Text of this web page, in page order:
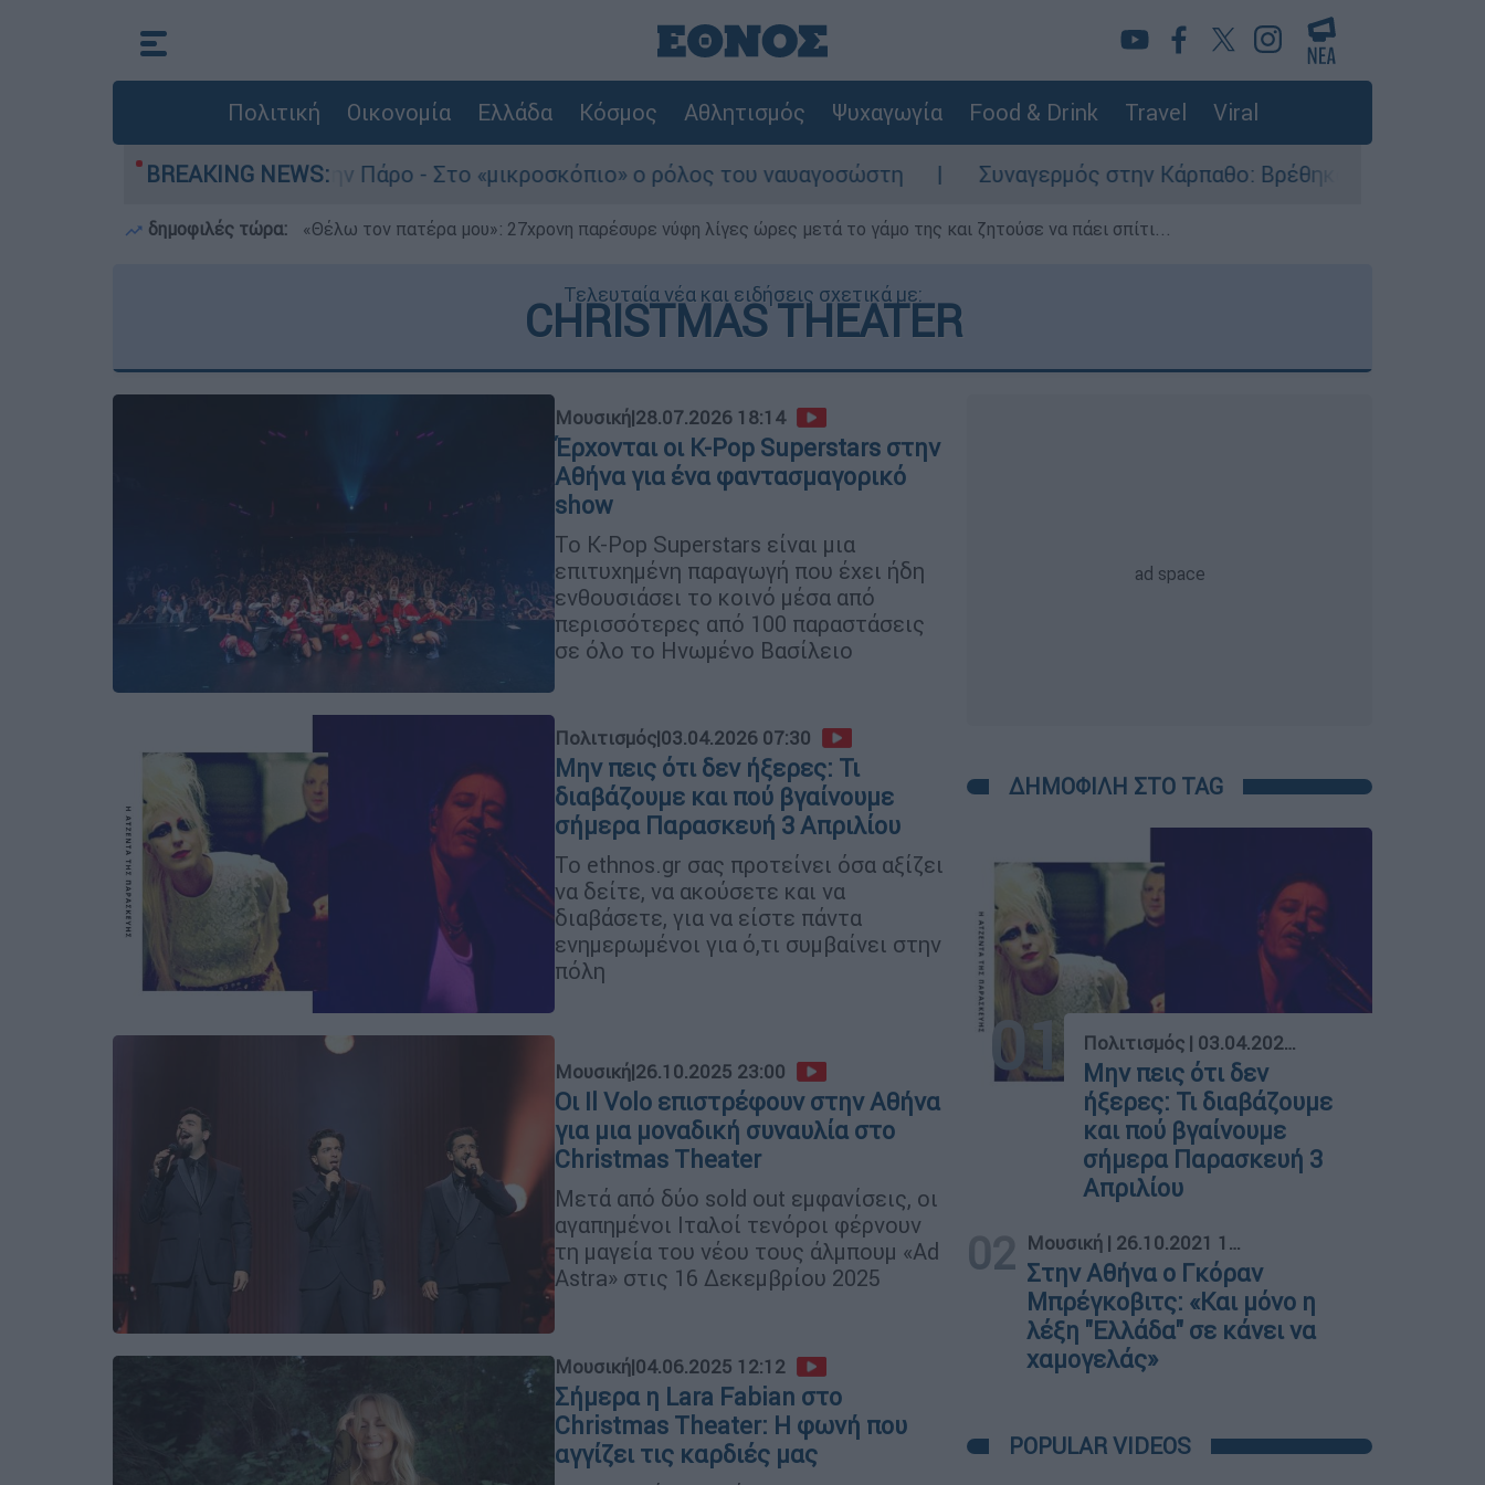
Πολιτική Οικονομία Ελλάδα Κόσμος Αθλητισμός Ψυχαγωγία Food & Drink Travel Viral
BREAKING NEWS:
4χρονου στην Πάρο - Στο «μικροσκόπιο» ο ρόλος του ναυαγοσώστη Συναγερμός στην Κάρπαθο: Βρέθηκαν παλιά πυρομαχικά στο
δημοφιλές τώρα: «Θέλω τον πατέρα μου»: 27χρονη παρέσυρε νύφη λίγες ώρες μετά το γάμο της και ζητούσε να πάει σπίτι...
Τελευταία νέα και ειδήσεις σχετικά με:
CHRISTMAS THEATER
Μουσική|28.07.2026 18:14
Έρχονται οι K-Pop Superstars στην
Αθήνα για ένα φαντασμαγορικό
show
Το K-Pop Superstars είναι μια
επιτυχημένη παραγωγή που έχει ήδη
ενθουσιάσει το κοινό μέσα από
περισσότερες από 100 παραστάσεις
σε όλο το Ηνωμένο Βασίλειο
Πολιτισμός|03.04.2026 07:30
Μην πεις ότι δεν ήξερες: Τι
διαβάζουμε και πού βγαίνουμε
σήμερα Παρασκευή 3 Απριλίου
Το ethnos.gr σας προτείνει όσα αξίζει
να δείτε, να ακούσετε και να
διαβάσετε, για να είστε πάντα
ενημερωμένοι για ό,τι συμβαίνει στην
πόλη
Μουσική|26.10.2025 23:00
Οι Il Volo επιστρέφουν στην Αθήνα
για μια μοναδική συναυλία στο
Christmas Theater
Μετά από δύο sold out εμφανίσεις, οι
αγαπημένοι Ιταλοί τενόροι φέρνουν
τη μαγεία του νέου τους άλμπουμ «Ad
Astra» στις 16 Δεκεμβρίου 2025
Μουσική|04.06.2025 12:12
Σήμερα η Lara Fabian στο
Christmas Theater: Η φωνή που
αγγίζει τις καρδιές μας
ΔΗΜΟΦΙΛΗ ΣΤΟ TAG
01 Πολιτισμός | 03.04.2026 07:30
Μην πεις ότι δεν
ήξερες: Τι διαβάζουμε
και πού βγαίνουμε
σήμερα Παρασκευή 3
Απριλίου
02 Μουσική | 26.10.2021 15:09
Στην Αθήνα ο Γκόραν
Μπρέγκοβιτς: «Και μόνο η
λέξη "Ελλάδα" σε κάνει να
χαμογελάς»
POPULAR VIDEOS